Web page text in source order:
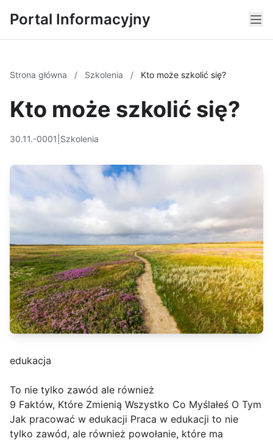
Portal Informacyjny
Strona główna / Szkolenia / Kto może szkolić się?
Kto może szkolić się?
30.11.-0001 Szkolenia
edukacja
To nie tylko zawód ale również
9 Faktów, Które Zmienią Wszystko Co Myślałeś O Tym
Jak pracować w edukacji Praca w edukacji to nie
tylko zawód, ale również powołanie, które ma